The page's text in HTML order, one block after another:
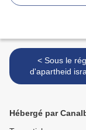
< Sous le régime
d'apartheid
l'ignominie n'a
Hébergé par